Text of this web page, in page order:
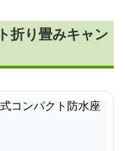
折り畳みキャン